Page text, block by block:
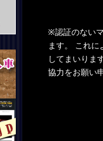
※認証のない
ます。 これに
してまいりま
協力をお願い